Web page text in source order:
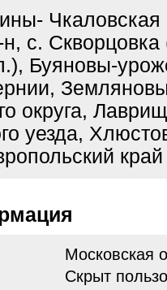
Чкаловская
с.
Буяновы-
округа,
уезда,
край
Московская
Скрыт